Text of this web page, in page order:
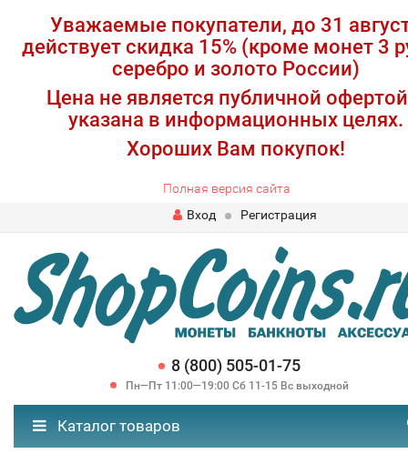
Уважаемые покупатели, до 31
действует скидка 15% (кроме монет 3
серебро и золото России)
Цена не является публичной
указана в информационных целях.
Хороших Вам покупок!
Полная версия сайта
Вход
Регистрация
8 (800) 505-01-75
Пн—Пт 11:00—19:00 Сб 11-15 Вс выходной
Каталог товаров